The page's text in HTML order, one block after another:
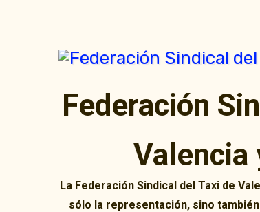
Federación
Valencia
La Federación Sindical del Taxi de
sólo la representación, sino